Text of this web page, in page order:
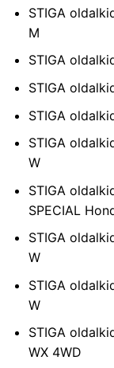
STIGA
M
STIGA
STIGA
STIGA
STIGA
W
STIGA
SPECIAL
STIGA
W
STIGA
W
STIGA
WX 4WD